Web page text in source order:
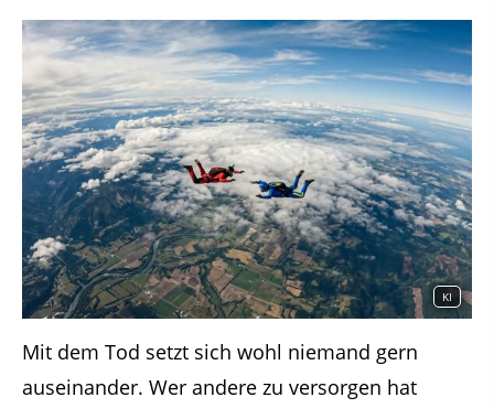
KI
Mit dem Tod setzt sich wohl niemand gern
auseinander. Wer andere zu versorgen hat